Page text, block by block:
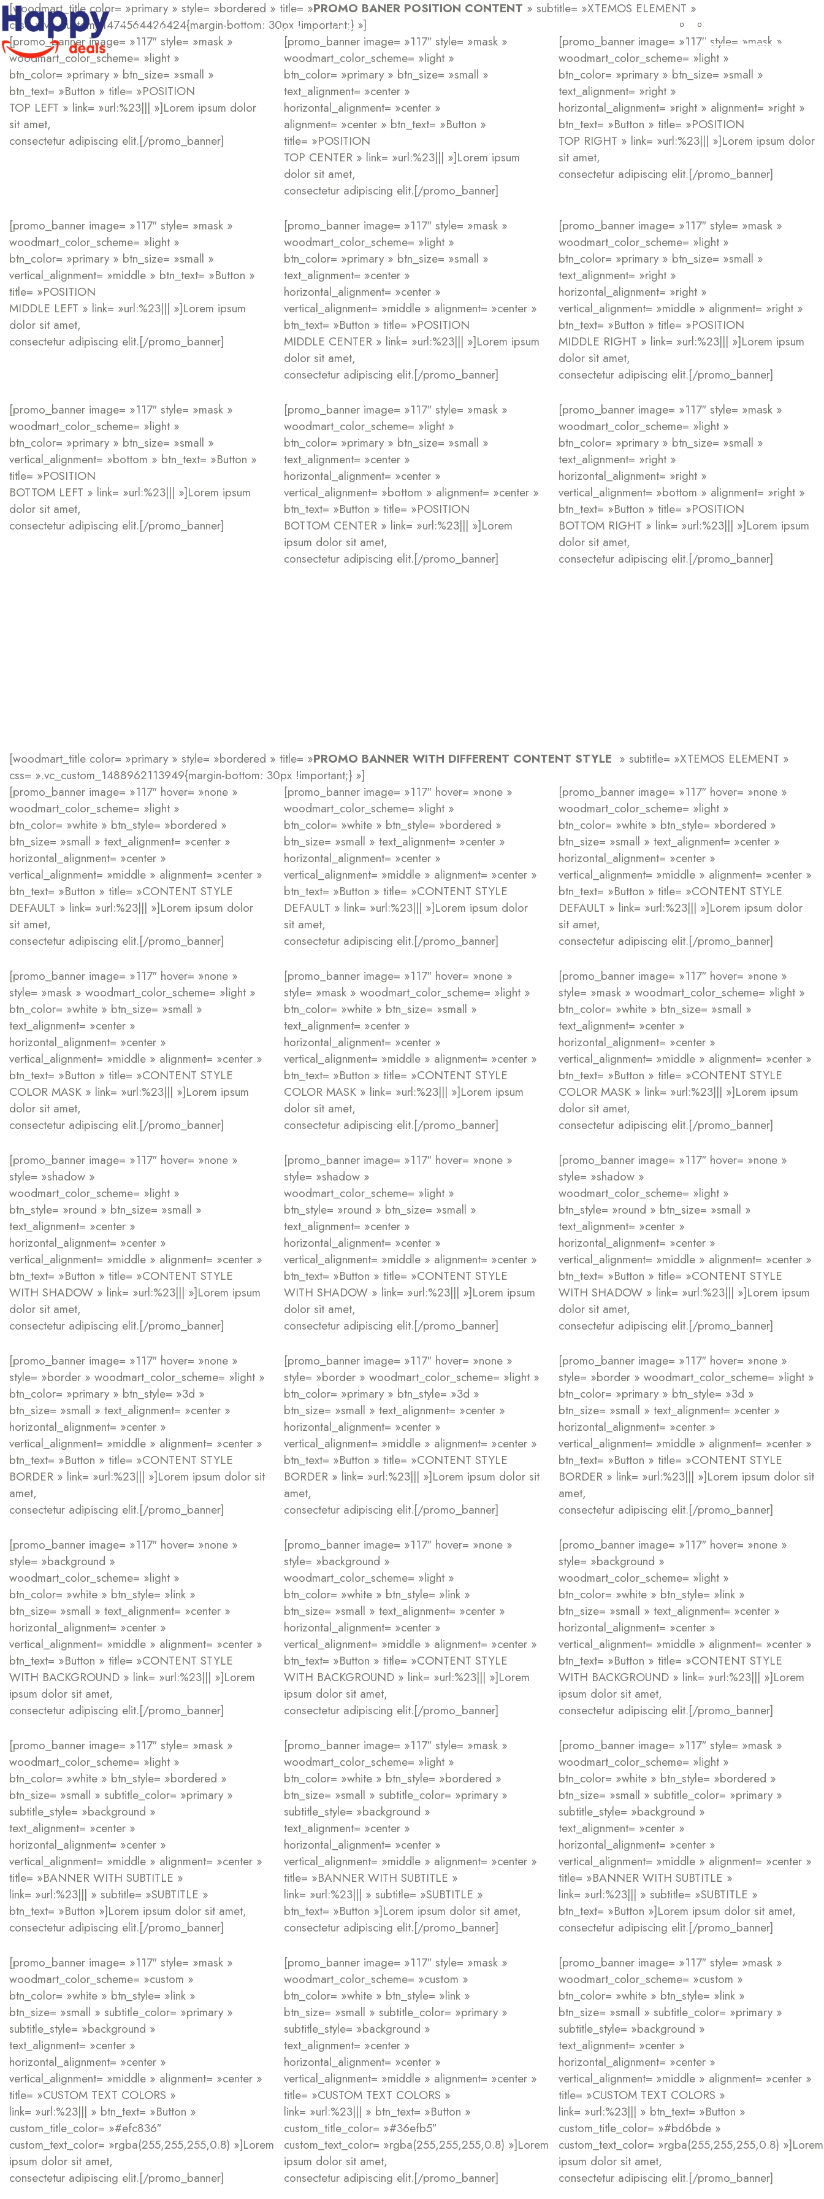
Search Corps Visage Cheveux 0 0
[woodmart_title color= »primary » style= »bordered » title= »PROMO BANER POSITION CONTENT » subtitle= »XTEMOS ELEMENT »
css= ».vc_custom_1474564426424{margin-bottom: 30px !important;} »]
[promo_banner image= »117″ style= »mask »
woodmart_color_scheme= »light »
btn_color= »primary » btn_size= »small »
btn_text= »Button » title= »POSITION
TOP LEFT » link= »url:%23||| »]Lorem ipsum dolor
sit amet,
consectetur adipiscing elit.[/promo_banner]
[promo_banner image= »117″ style= »mask »
woodmart_color_scheme= »light »
btn_color= »primary » btn_size= »small »
text_alignment= »center »
horizontal_alignment= »center »
alignment= »center » btn_text= »Button »
title= »POSITION
TOP CENTER » link= »url:%23||| »]Lorem ipsum
dolor sit amet,
consectetur adipiscing elit.[/promo_banner]
[promo_banner image= »117″ style= »mask »
woodmart_color_scheme= »light »
btn_color= »primary » btn_size= »small »
text_alignment= »right »
horizontal_alignment= »right » alignment= »right »
btn_text= »Button » title= »POSITION
TOP RIGHT » link= »url:%23||| »]Lorem ipsum dolor
sit amet,
consectetur adipiscing elit.[/promo_banner]
[promo_banner image= »117″ style= »mask »
woodmart_color_scheme= »light »
btn_color= »primary » btn_size= »small »
vertical_alignment= »middle » btn_text= »Button »
title= »POSITION
MIDDLE LEFT » link= »url:%23||| »]Lorem ipsum
dolor sit amet,
consectetur adipiscing elit.[/promo_banner]
[promo_banner image= »117″ style= »mask »
woodmart_color_scheme= »light »
btn_color= »primary » btn_size= »small »
text_alignment= »center »
horizontal_alignment= »center »
vertical_alignment= »middle » alignment= »center »
btn_text= »Button » title= »POSITION
MIDDLE CENTER » link= »url:%23||| »]Lorem ipsum
dolor sit amet,
consectetur adipiscing elit.[/promo_banner]
[promo_banner image= »117″ style= »mask »
woodmart_color_scheme= »light »
btn_color= »primary » btn_size= »small »
text_alignment= »right »
horizontal_alignment= »right »
vertical_alignment= »middle » alignment= »right »
btn_text= »Button » title= »POSITION
MIDDLE RIGHT » link= »url:%23||| »]Lorem ipsum
dolor sit amet,
consectetur adipiscing elit.[/promo_banner]
[promo_banner image= »117″ style= »mask »
woodmart_color_scheme= »light »
btn_color= »primary » btn_size= »small »
vertical_alignment= »bottom » btn_text= »Button »
title= »POSITION
BOTTOM LEFT » link= »url:%23||| »]Lorem ipsum
dolor sit amet,
consectetur adipiscing elit.[/promo_banner]
[promo_banner image= »117″ style= »mask »
woodmart_color_scheme= »light »
btn_color= »primary » btn_size= »small »
text_alignment= »center »
horizontal_alignment= »center »
vertical_alignment= »bottom » alignment= »center »
btn_text= »Button » title= »POSITION
BOTTOM CENTER » link= »url:%23||| »]Lorem
ipsum dolor sit amet,
consectetur adipiscing elit.[/promo_banner]
[promo_banner image= »117″ style= »mask »
woodmart_color_scheme= »light »
btn_color= »primary » btn_size= »small »
text_alignment= »right »
horizontal_alignment= »right »
vertical_alignment= »bottom » alignment= »right »
btn_text= »Button » title= »POSITION
BOTTOM RIGHT » link= »url:%23||| »]Lorem ipsum
dolor sit amet,
consectetur adipiscing elit.[/promo_banner]
[woodmart_title color= »primary » style= »bordered » title= »PROMO BANNER WITH DIFFERENT CONTENT STYLE » subtitle= »XTEMOS ELEMENT »
css= ».vc_custom_1488962113949{margin-bottom: 30px !important;} »]
[promo_banner image= »117″ hover= »none »
woodmart_color_scheme= »light »
btn_color= »white » btn_style= »bordered »
btn_size= »small » text_alignment= »center »
horizontal_alignment= »center »
vertical_alignment= »middle » alignment= »center »
btn_text= »Button » title= »CONTENT STYLE
DEFAULT » link= »url:%23||| »]Lorem ipsum dolor
sit amet,
consectetur adipiscing elit.[/promo_banner]
[promo_banner image= »117″ hover= »none »
woodmart_color_scheme= »light »
btn_color= »white » btn_style= »bordered »
btn_size= »small » text_alignment= »center »
horizontal_alignment= »center »
vertical_alignment= »middle » alignment= »center »
btn_text= »Button » title= »CONTENT STYLE
DEFAULT » link= »url:%23||| »]Lorem ipsum dolor
sit amet,
consectetur adipiscing elit.[/promo_banner]
[promo_banner image= »117″ hover= »none »
woodmart_color_scheme= »light »
btn_color= »white » btn_style= »bordered »
btn_size= »small » text_alignment= »center »
horizontal_alignment= »center »
vertical_alignment= »middle » alignment= »center »
btn_text= »Button » title= »CONTENT STYLE
DEFAULT » link= »url:%23||| »]Lorem ipsum dolor
sit amet,
consectetur adipiscing elit.[/promo_banner]
[promo_banner image= »117″ hover= »none »
style= »mask » woodmart_color_scheme= »light »
btn_color= »white » btn_size= »small »
text_alignment= »center »
horizontal_alignment= »center »
vertical_alignment= »middle » alignment= »center »
btn_text= »Button » title= »CONTENT STYLE
COLOR MASK » link= »url:%23||| »]Lorem ipsum
dolor sit amet,
consectetur adipiscing elit.[/promo_banner]
[promo_banner image= »117″ hover= »none »
style= »mask » woodmart_color_scheme= »light »
btn_color= »white » btn_size= »small »
text_alignment= »center »
horizontal_alignment= »center »
vertical_alignment= »middle » alignment= »center »
btn_text= »Button » title= »CONTENT STYLE
COLOR MASK » link= »url:%23||| »]Lorem ipsum
dolor sit amet,
consectetur adipiscing elit.[/promo_banner]
[promo_banner image= »117″ hover= »none »
style= »mask » woodmart_color_scheme= »light »
btn_color= »white » btn_size= »small »
text_alignment= »center »
horizontal_alignment= »center »
vertical_alignment= »middle » alignment= »center »
btn_text= »Button » title= »CONTENT STYLE
COLOR MASK » link= »url:%23||| »]Lorem ipsum
dolor sit amet,
consectetur adipiscing elit.[/promo_banner]
[promo_banner image= »117″ hover= »none »
style= »shadow »
woodmart_color_scheme= »light »
btn_style= »round » btn_size= »small »
text_alignment= »center »
horizontal_alignment= »center »
vertical_alignment= »middle » alignment= »center »
btn_text= »Button » title= »CONTENT STYLE
WITH SHADOW » link= »url:%23||| »]Lorem ipsum
dolor sit amet,
consectetur adipiscing elit.[/promo_banner]
[promo_banner image= »117″ hover= »none »
style= »shadow »
woodmart_color_scheme= »light »
btn_style= »round » btn_size= »small »
text_alignment= »center »
horizontal_alignment= »center »
vertical_alignment= »middle » alignment= »center »
btn_text= »Button » title= »CONTENT STYLE
WITH SHADOW » link= »url:%23||| »]Lorem ipsum
dolor sit amet,
consectetur adipiscing elit.[/promo_banner]
[promo_banner image= »117″ hover= »none »
style= »shadow »
woodmart_color_scheme= »light »
btn_style= »round » btn_size= »small »
text_alignment= »center »
horizontal_alignment= »center »
vertical_alignment= »middle » alignment= »center »
btn_text= »Button » title= »CONTENT STYLE
WITH SHADOW » link= »url:%23||| »]Lorem ipsum
dolor sit amet,
consectetur adipiscing elit.[/promo_banner]
[promo_banner image= »117″ hover= »none »
style= »border » woodmart_color_scheme= »light »
btn_color= »primary » btn_style= »3d »
btn_size= »small » text_alignment= »center »
horizontal_alignment= »center »
vertical_alignment= »middle » alignment= »center »
btn_text= »Button » title= »CONTENT STYLE
BORDER » link= »url:%23||| »]Lorem ipsum dolor sit
amet,
consectetur adipiscing elit.[/promo_banner]
[promo_banner image= »117″ hover= »none »
style= »border » woodmart_color_scheme= »light »
btn_color= »primary » btn_style= »3d »
btn_size= »small » text_alignment= »center »
horizontal_alignment= »center »
vertical_alignment= »middle » alignment= »center »
btn_text= »Button » title= »CONTENT STYLE
BORDER » link= »url:%23||| »]Lorem ipsum dolor sit
amet,
consectetur adipiscing elit.[/promo_banner]
[promo_banner image= »117″ hover= »none »
style= »border » woodmart_color_scheme= »light »
btn_color= »primary » btn_style= »3d »
btn_size= »small » text_alignment= »center »
horizontal_alignment= »center »
vertical_alignment= »middle » alignment= »center »
btn_text= »Button » title= »CONTENT STYLE
BORDER » link= »url:%23||| »]Lorem ipsum dolor sit
amet,
consectetur adipiscing elit.[/promo_banner]
[promo_banner image= »117″ hover= »none »
style= »background »
woodmart_color_scheme= »light »
btn_color= »white » btn_style= »link »
btn_size= »small » text_alignment= »center »
horizontal_alignment= »center »
vertical_alignment= »middle » alignment= »center »
btn_text= »Button » title= »CONTENT STYLE
WITH BACKGROUND » link= »url:%23||| »]Lorem
ipsum dolor sit amet,
consectetur adipiscing elit.[/promo_banner]
[promo_banner image= »117″ hover= »none »
style= »background »
woodmart_color_scheme= »light »
btn_color= »white » btn_style= »link »
btn_size= »small » text_alignment= »center »
horizontal_alignment= »center »
vertical_alignment= »middle » alignment= »center »
btn_text= »Button » title= »CONTENT STYLE
WITH BACKGROUND » link= »url:%23||| »]Lorem
ipsum dolor sit amet,
consectetur adipiscing elit.[/promo_banner]
[promo_banner image= »117″ hover= »none »
style= »background »
woodmart_color_scheme= »light »
btn_color= »white » btn_style= »link »
btn_size= »small » text_alignment= »center »
horizontal_alignment= »center »
vertical_alignment= »middle » alignment= »center »
btn_text= »Button » title= »CONTENT STYLE
WITH BACKGROUND » link= »url:%23||| »]Lorem
ipsum dolor sit amet,
consectetur adipiscing elit.[/promo_banner]
[promo_banner image= »117″ style= »mask »
woodmart_color_scheme= »light »
btn_color= »white » btn_style= »bordered »
btn_size= »small » subtitle_color= »primary »
subtitle_style= »background »
text_alignment= »center »
horizontal_alignment= »center »
vertical_alignment= »middle » alignment= »center »
title= »BANNER WITH SUBTITLE »
link= »url:%23||| » subtitle= »SUBTITLE »
btn_text= »Button »]Lorem ipsum dolor sit amet,
consectetur adipiscing elit.[/promo_banner]
[promo_banner image= »117″ style= »mask »
woodmart_color_scheme= »light »
btn_color= »white » btn_style= »bordered »
btn_size= »small » subtitle_color= »primary »
subtitle_style= »background »
text_alignment= »center »
horizontal_alignment= »center »
vertical_alignment= »middle » alignment= »center »
title= »BANNER WITH SUBTITLE »
link= »url:%23||| » subtitle= »SUBTITLE »
btn_text= »Button »]Lorem ipsum dolor sit amet,
consectetur adipiscing elit.[/promo_banner]
[promo_banner image= »117″ style= »mask »
woodmart_color_scheme= »light »
btn_color= »white » btn_style= »bordered »
btn_size= »small » subtitle_color= »primary »
subtitle_style= »background »
text_alignment= »center »
horizontal_alignment= »center »
vertical_alignment= »middle » alignment= »center »
title= »BANNER WITH SUBTITLE »
link= »url:%23||| » subtitle= »SUBTITLE »
btn_text= »Button »]Lorem ipsum dolor sit amet,
consectetur adipiscing elit.[/promo_banner]
[promo_banner image= »117″ style= »mask »
woodmart_color_scheme= »custom »
btn_color= »white » btn_style= »link »
btn_size= »small » subtitle_color= »primary »
subtitle_style= »background »
text_alignment= »center »
horizontal_alignment= »center »
vertical_alignment= »middle » alignment= »center »
title= »CUSTOM TEXT COLORS »
link= »url:%23||| » btn_text= »Button »
custom_title_color= »#efc836″
custom_text_color= »rgba(255,255,255,0.8) »]Lorem
ipsum dolor sit amet,
consectetur adipiscing elit.[/promo_banner]
[promo_banner image= »117″ style= »mask »
woodmart_color_scheme= »custom »
btn_color= »white » btn_style= »link »
btn_size= »small » subtitle_color= »primary »
subtitle_style= »background »
text_alignment= »center »
horizontal_alignment= »center »
vertical_alignment= »middle » alignment= »center »
title= »CUSTOM TEXT COLORS »
link= »url:%23||| » btn_text= »Button »
custom_title_color= »#36efb5″
custom_text_color= »rgba(255,255,255,0.8) »]Lorem
ipsum dolor sit amet,
consectetur adipiscing elit.[/promo_banner]
[promo_banner image= »117″ style= »mask »
woodmart_color_scheme= »custom »
btn_color= »white » btn_style= »link »
btn_size= »small » subtitle_color= »primary »
subtitle_style= »background »
text_alignment= »center »
horizontal_alignment= »center »
vertical_alignment= »middle » alignment= »center »
title= »CUSTOM TEXT COLORS »
link= »url:%23||| » btn_text= »Button »
custom_title_color= »#bd6bde »
custom_text_color= »rgba(255,255,255,0.8) »]Lorem
ipsum dolor sit amet,
consectetur adipiscing elit.[/promo_banner]